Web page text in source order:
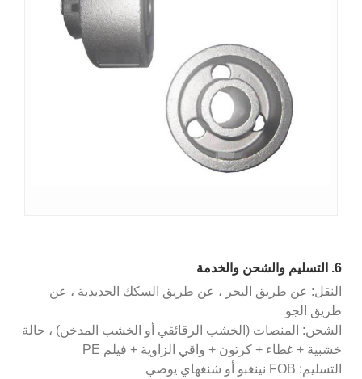
6. التسليم والشحن والخدمة
النقل: عن طريق البحر ، عن طريق السكك الحديدية ، عن
طريق الجو
الشحن: المنصات (الخشب الرقائقي أو الخشب المدخن) ، حالة
خشبية + غطاء + كرتون + واقي الزاوية + فيلم PE
التسليم: FOB نينغبو أو شنغهاي يوصي